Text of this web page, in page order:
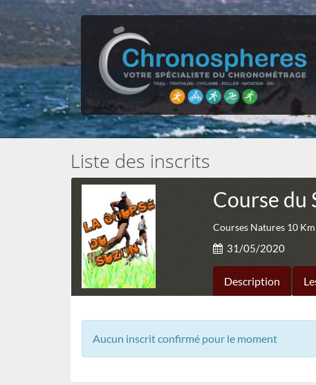
Liste des inscrits
Course du
Courses Natures 10
31/05/2020
Description
Aucun inscrit confirmé pour le moment